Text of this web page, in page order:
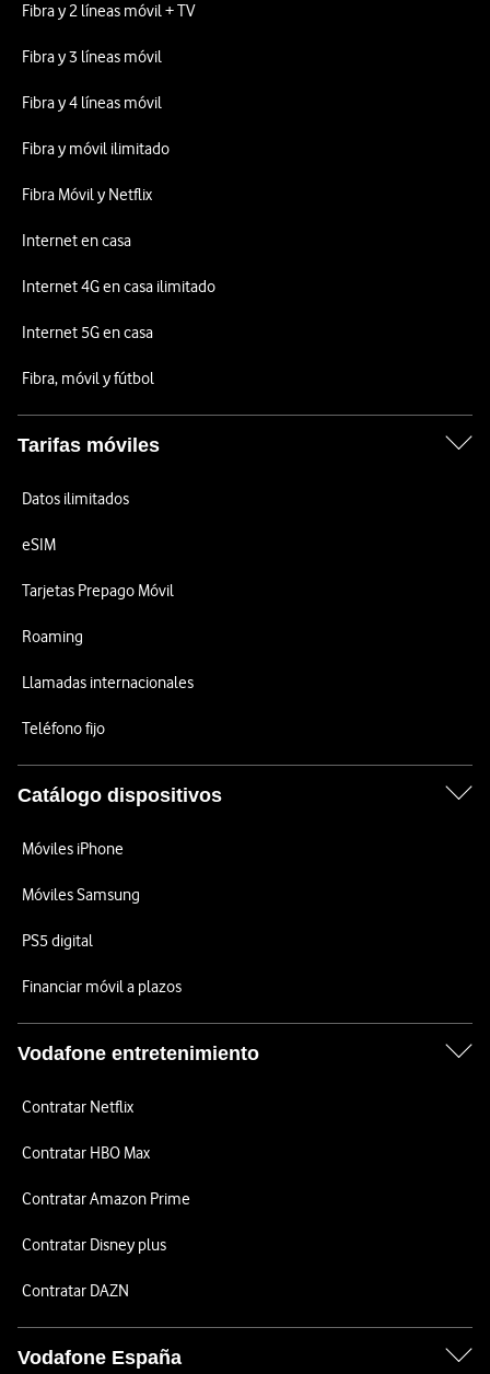
Fibra y 2 líneas móvil + TV
Fibra y 3 líneas móvil
Fibra y 4 líneas móvil
Fibra y móvil ilimitado
Fibra Móvil y Netflix
Internet en casa
Internet 4G en casa ilimitado
Internet 5G en casa
Fibra, móvil y fútbol
Tarifas móviles
Datos ilimitados
eSIM
Tarjetas Prepago Móvil
Roaming
Llamadas internacionales
Teléfono fijo
Catálogo dispositivos
Móviles iPhone
Móviles Samsung
PS5 digital
Financiar móvil a plazos
Vodafone entretenimiento
Contratar Netflix
Contratar HBO Max
Contratar Amazon Prime
Contratar Disney plus
Contratar DAZN
Vodafone España